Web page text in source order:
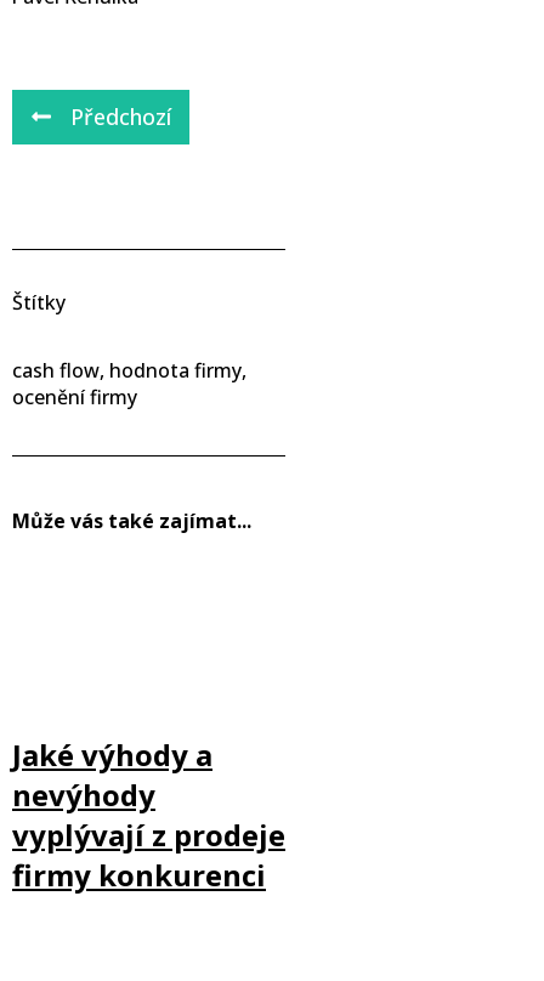
Předchozí
Štítky
cash flow, hodnota firmy,
ocenění firmy
Může vás také zajímat...
Jaké výhody a
nevýhody
vyplývají z prodeje
firmy konkurenci